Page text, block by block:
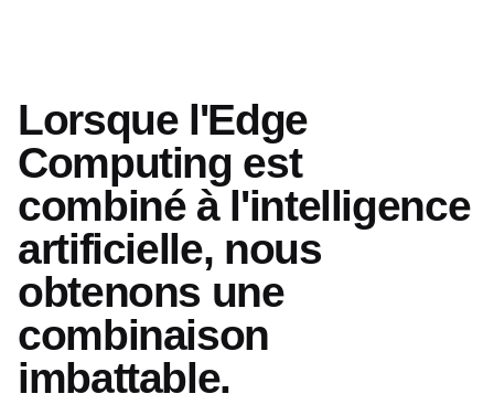
Lorsque l'Edge
Computing est
combiné à l'intelligence
artificielle, nous
obtenons une
combinaison
imbattable.